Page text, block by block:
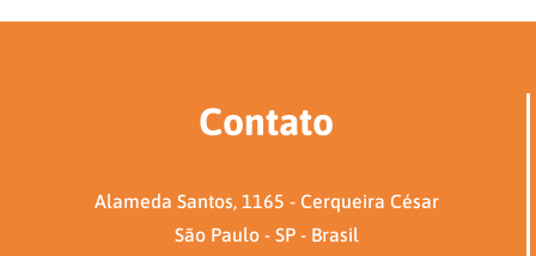
Contato
Alameda Santos, 1165 - Cerqueira César
São Paulo - SP - Brasil